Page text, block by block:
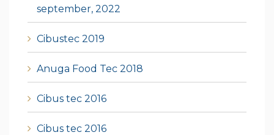
september, 2022
Cibustec 2019
Anuga Food Tec 2018
Cibus tec 2016
Cibus tec 2016